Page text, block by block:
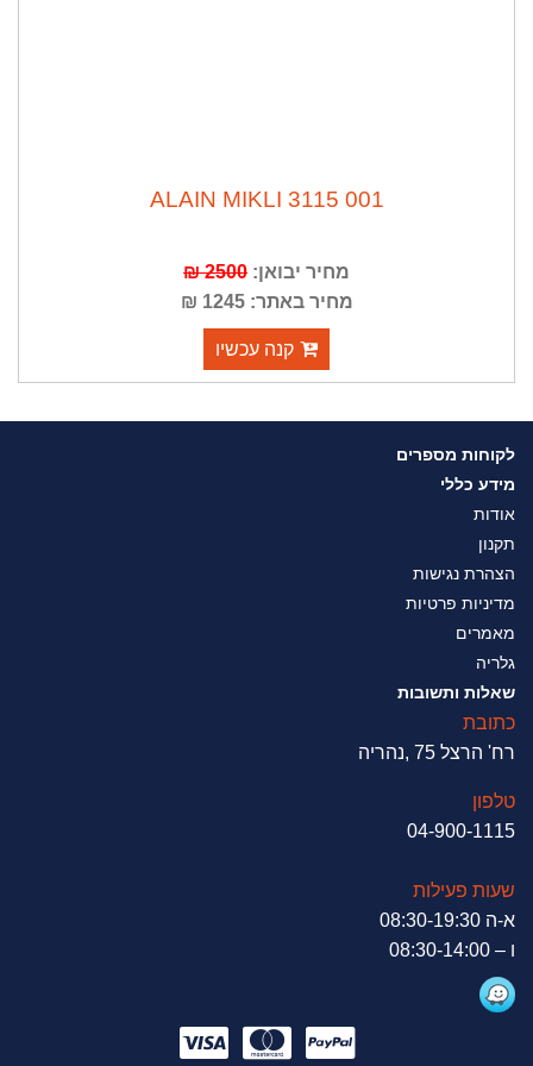
ALAIN MIKLI 3115 001
מחיר יבואן:2500 ₪
מחיר באתר: 1245 ₪
קנה עכשיו
לקוחות מספרים
מידע כללי
אודות
תקנון
הצהרת נגישות
מדיניות פרטיות
מאמרים
גלריה
שאלות ותשובות
כתובת
רח' הרצל 75 ,נהריה
טלפון
04-900-1115
שעות פעילות
א-ה 08:30-19:30
ו – 08:30-14:00